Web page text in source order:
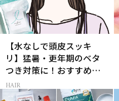
【水なしで頭皮スッキ
リ】猛暑・更年期のベタ
つき対策に！おすすめ最
新ドライシャンプー4選
HAIR